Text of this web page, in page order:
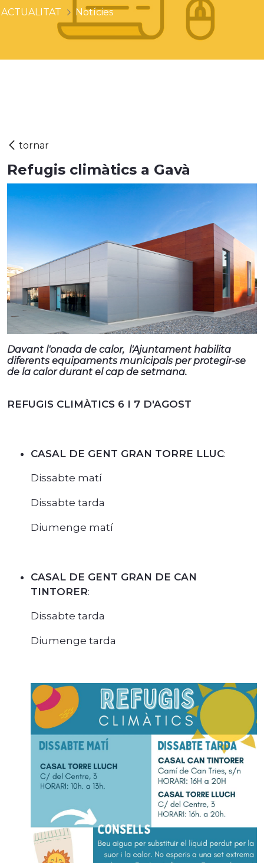
ACTUALITAT Notícies
Refugis climàtics a Gavà
Davant l'onada de calor, l'Ajuntament habilita
diferents equipaments municipals per protegir-se
de la calor durant el cap de setmana.
REFUGIS CLIMÀTICS 6 I 7 D'AGOST
CASAL DE GENT GRAN TORRE LLUC:
Dissabte matí
Dissabte tarda
Diumenge matí
CASAL DE GENT GRAN DE CAN
TINTORER:
Dissabte tarda
Diumenge tarda